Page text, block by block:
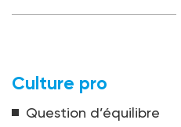
Culture pro
Question d’équilibre